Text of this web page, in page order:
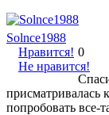
Solnce1988
Нравится!
Не нравится!
0
присматривалась
попробовать все-